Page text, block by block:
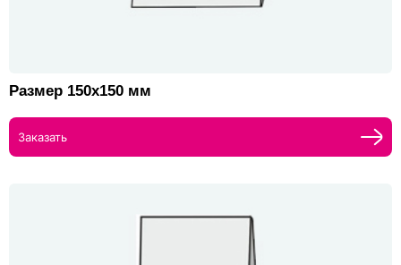
Размер 150х150 мм
Заказать